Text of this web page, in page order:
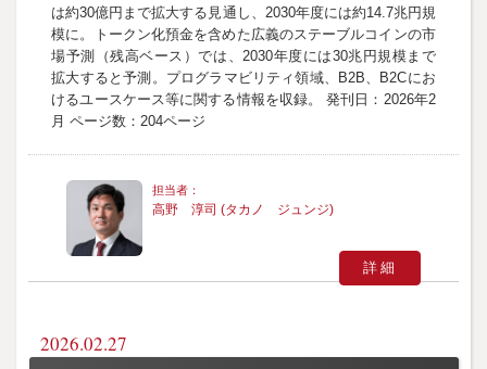
は約30億円まで拡大する見通し、2030年度には約14.7兆円規
模に。トークン化預金を含めた広義のステーブルコインの市
場予測（残高ベース）では、2030年度には30兆円規模まで
拡大すると予測。プログラマビリティ領域、B2B、B2Cにお
けるユースケース等に関する情報を収録。 発刊日：2026年2
月 ページ数：204ページ
高野 淳司 (タカノ ジュンジ)
詳細
2026.02.27